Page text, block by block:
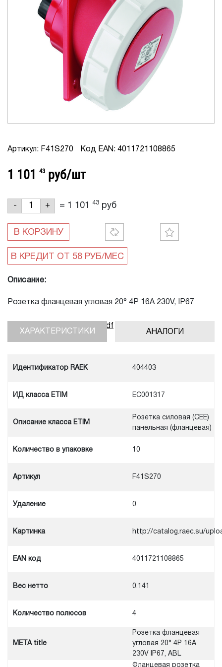
Артикул: F41S270 Код EAN: 4011721108865
1 101 43 руб/шт
- + = 1 101 43 руб
В КОРЗИНУ
Описание:
Розетка фланцевая угловая 20° 4P 16A 230V, IP67
Скачать инструкцию, pdf
АНАЛОГИ
ХАРАКТЕРИСТИКИ
Идентификатор RAEK 404403
ИД класса ETIM EC001317
Описание класса ETIM
Розетка силовая (CEE)
панельная (фланцевая)
Количество в упаковке 10
Артикул F41S270
Удаление 0
Картинка http://catalog.raec.su/
EAN код 4011721108865
Вес нетто 0.141
Количество полюсов 4
META title
Розетка фланцевая
угловая 20° 4P 16A
230V IP67, ABL
Фланцевая розетка